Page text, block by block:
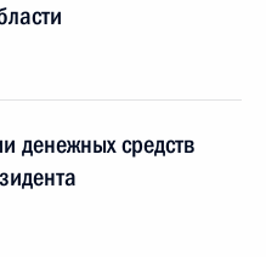
денежных средств